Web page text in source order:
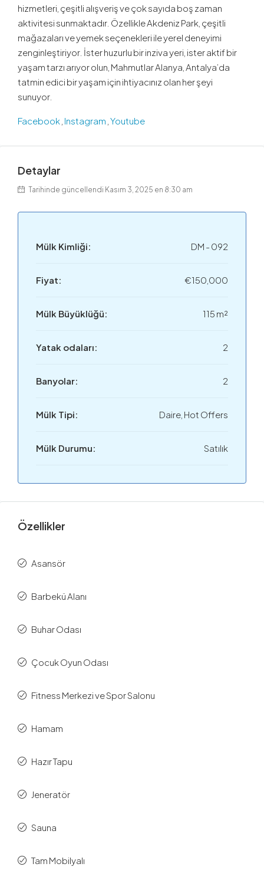
hizmetleri, çeşitli alışveriş ve çok sayıda boş zaman
aktivitesi sunmaktadır. Özellikle Akdeniz Park, çeşitli
mağazaları ve yemek seçenekleri ile yerel deneyimi
zenginleştiriyor. İster huzurlu bir inziva yeri, ister aktif bir
yaşam tarzı arıyor olun, Mahmutlar Alanya, Antalya’da
tatmin edici bir yaşam için ihtiyacınız olan her şeyi
sunuyor.
Facebook Instagram Youtube
Detaylar
Tarihinde güncellendi Kasım 3, 2025 en 8:30 am
Mülk Kimliği: DM - 092
Fiyat: €150,000
Mülk Büyüklüğü: 115 m²
Yatak odaları: 2
Banyolar: 2
Mülk Tipi: Daire, Hot Offers
Mülk Durumu: Satılık
Özellikler
Asansör
Barbekü Alanı
Buhar Odası
Çocuk Oyun Odası
Fitness Merkezi ve Spor Salonu
Hamam
Hazır Tapu
Jeneratör
Sauna
Tam Mobilyalı